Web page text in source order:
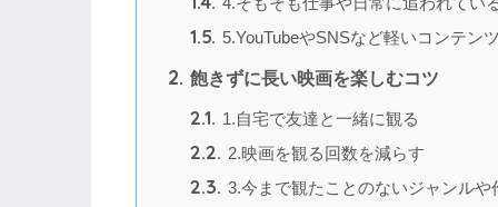
1.5. 5.YouTubeやSNSなど軽いコンテン
2. 飽きずに長い映画を楽しむコツ
2.1. 1.自宅で友達と一緒に観る
2.2. 2.映画を観る回数を減らす
2.3. 3.今まで観たことのないジャンルや